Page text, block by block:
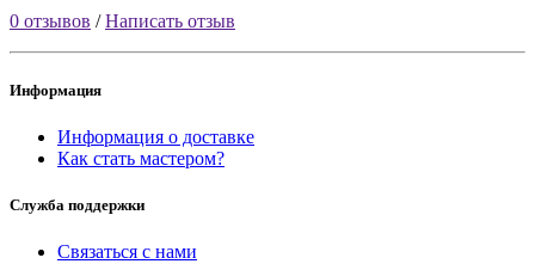
0 отзывов /Написать отзыв
Информация
Информация о доставке
Как стать мастером?
Служба поддержки
Связаться с нами